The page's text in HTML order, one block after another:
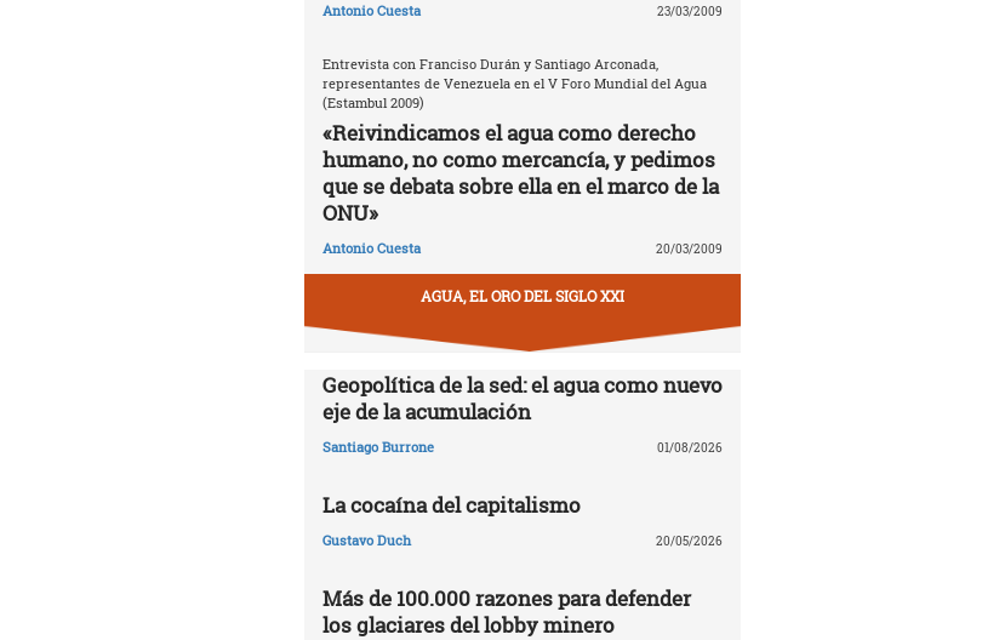
Antonio Cuesta 23/03/2009
Entrevista con Franciso Durán y Santiago Arconada,
representantes de Venezuela en el V Foro Mundial del Agua
(Estambul 2009)
«Reivindicamos el agua como derecho
humano, no como mercancía, y pedimos
que se debata sobre ella en el marco de la
ONU»
Antonio Cuesta 20/03/2009
AGUA, EL ORO DEL SIGLO XXI
Geopolítica de la sed: el agua como nuevo
eje de la acumulación
Santiago Burrone 01/08/2026
La cocaína del capitalismo
Gustavo Duch 20/05/2026
Más de 100.000 razones para defender
los glaciares del lobby minero